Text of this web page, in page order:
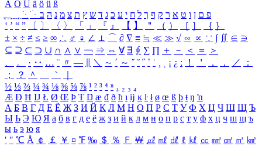
Ä Ö Ü ä ö ü ß
ִֶֹ ֻּ ׁׂ פ ם ן ו ט א ר ק ף ך ל ח י ע כ ג ד ש ץ ת צ מ נ ה ב
‘ ’ “ ” 〔 〕 〈 〉 「 」 『 』 【 】 ＂ （ ） ［ ］ ｛ ｝
± × ÷ ≠ ≤ ≥ ∞ ∴ ♂ ♀ ∠ ⊥ ⌒ ∂ ∇ ≡ ≒ ≪ ≫ √ ∽ ∝ ∵ ∫ ∬ ∈ ∋
⊆ ⊇ ⊂ ⊃ ∪ ∩ ∧ ∨ ￢ ⇒ ⇔ ∀ ∃ ∮ ∑ ∏ ＋ － ＜ ＝
＞
、
。 · ‥ … ¨ 〃 ― ＼ ∼ ´ ～ ˇ ˘ ˝ ˚ ˙ ¸ ¡ ¿ ː ！ ＇ ， ． ／
：
；
？ ＾ ｀
½ ⅓ ⅔ ¼ ¾ ⅛ ⅜ ⅝ ⅞ ¹ ² ³ ⁴ ⁿ ₁ ₂ ₃ ₄
Æ Ð Ħ Ĳ Ł Ø Œ Þ Ŧ Ŋ æ đ ð ħ ı ĳ ĸ ŀ ł ø œ ß þ ŧ ŋ ŉ
А Б В Г Д Е Ё Ж З И Й К Л М Н О П Р С Т У Ф Х Ц Ч Ш Щ Ъ
Ы Ь Э Ю Я а б в г д е ё ж з и й к л м н о п р с т у ф х ц ч ш щ ъ
ы ь э ю я
′ ″ ℃ Å ￠ ￡ ￥ ¤ ℉ ‰ ＄ ％ Ｆ ￦ ㎕ ㎖ ㎗ ℓ ㎘ ㏄ ㎣ ㎤ ㎥ ㎦